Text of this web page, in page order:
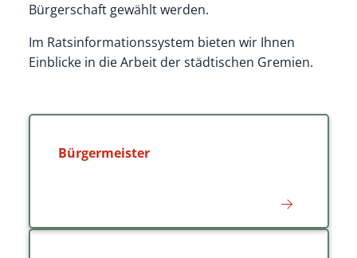
Bürgerschaft gewählt werden.
Im Ratsinformationssystem bieten wir Ihnen
Einblicke in die Arbeit der städtischen Gremien.
Bürgermeister